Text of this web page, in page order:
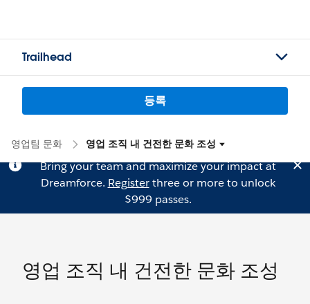
Trailhead
등록
영업팀 문화 영업 조직 내 건전한 문화 조성
Bring your team and maximize your impact at
Dreamforce. Registerthree or more to unlock
$999 passes.
영업 조직 내 건전한 문화 조성